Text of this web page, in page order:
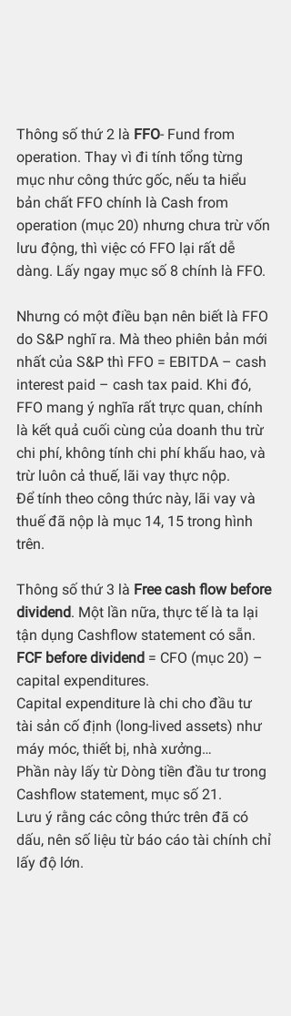
Thông số thứ 2 là FFO- Fund from
operation. Thay vì đi tính tổng từng
mục như công thức gốc, nếu ta hiểu
bản chất FFO chính là Cash from
operation (mục 20) nhưng chưa trừ vốn
lưu động, thì việc có FFO lại rất dễ
dàng. Lấy ngay mục số 8 chính là FFO.
Nhưng có một điều bạn nên biết là FFO
do S&P nghĩ ra. Mà theo phiên bản mới
nhất của S&P thì FFO = EBITDA – cash
interest paid – cash tax paid. Khi đó,
FFO mang ý nghĩa rất trực quan, chính
là kết quả cuối cùng của doanh thu trừ
chi phí, không tính chi phí khấu hao, và
trừ luôn cả thuế, lãi vay thực nộp.
Để tính theo công thức này, lãi vay và
thuế đã nộp là mục 14, 15 trong hình
trên.
Thông số thứ 3 là Free cash flow before
dividend. Một lần nữa, thực tế là ta lại
tận dụng Cashflow statement có sẵn.
FCF before dividend = CFO (mục 20) –
capital expenditures.
Capital expenditure là chi cho đầu tư
tài sản cố định (long-lived assets) như
máy móc, thiết bị, nhà xưởng…
Phần này lấy từ Dòng tiền đầu tư trong
Cashflow statement, mục số 21.
Lưu ý rằng các công thức trên đã có
dấu, nên số liệu từ báo cáo tài chính chỉ
lấy độ lớn.